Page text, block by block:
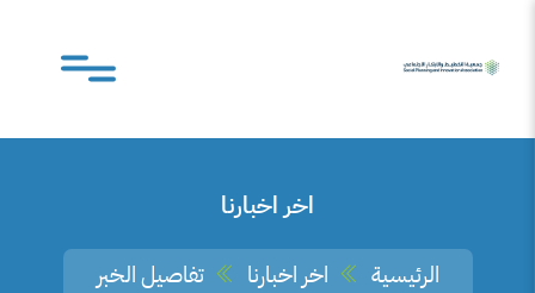
اخر اخبارنا
الرئيسية اخر اخبارنا تفاصيل الخبر